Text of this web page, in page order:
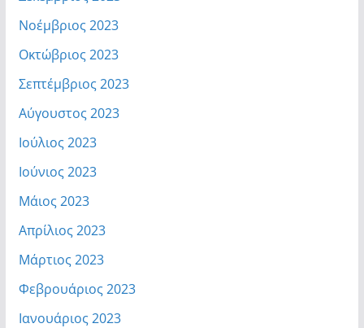
Νοέμβριος 2023
Οκτώβριος 2023
Σεπτέμβριος 2023
Αύγουστος 2023
Ιούλιος 2023
Ιούνιος 2023
Μάιος 2023
Απρίλιος 2023
Μάρτιος 2023
Φεβρουάριος 2023
Ιανουάριος 2023